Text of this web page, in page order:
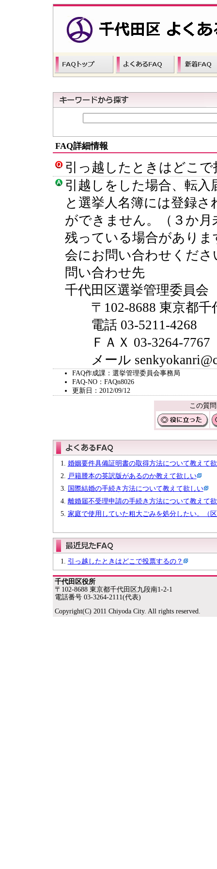
FAQ詳細情報
引っ越したときはどこ
引越しをした場合、転
と選挙人名簿には登録
ができません。（３か
残っている場合があり
会にお問い合わせくだ
問い合わせ先
千代田区選挙管理委員会
〒102-8688 東京都千
電話 03-5211-4268
ＦＡＸ 03-3264-7767
メール
FAQ作成課：選挙管理委員会事務局
FAQ-NO：FAQn8026
更新日：2012/09/12
この質
婚姻要件具備証明書の取得方法について教えて
戸籍謄本の英訳版があるのか教えて欲しい
国際結婚の手続き方法について教えて欲しい
離婚届不受理申請の手続き方法について教えて
家庭で使用していた粗大ごみを処分したい。（
引っ越したときはどこで投票するの？
千代田区役所
〒102-8688 東京都千代田区九段南1-2-1
電話番号 03-3264-2111(代表)
Copyright(C) 2011 Chiyoda City. All rights reserved.